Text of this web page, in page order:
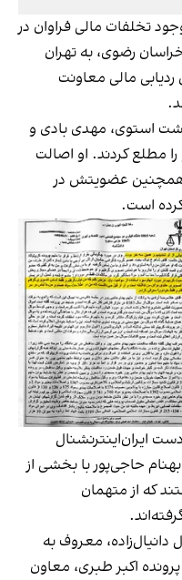
تخلفات مالی فراوان در
رضوی، به تهران
مالی معاونت
استوی، مهدی بادی و
مطلع کردند. او اصالت
عضویتش در
کرده است.
ایران‌اینترنشنال
حاجی‌پور با بخشی از
که از متهمان
معروف به
اکبر طبری، معاون